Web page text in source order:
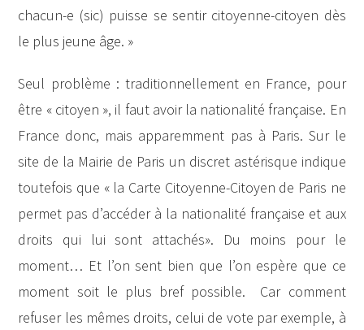
chacun-e (sic) puisse se sentir citoyenne-citoyen dès
le plus jeune âge. »
Seul problème : traditionnellement en France, pour
être « citoyen », il faut avoir la nationalité française. En
France donc, mais apparemment pas à Paris. Sur le
site de la Mairie de Paris un discret astérisque indique
toutefois que « la Carte Citoyenne-Citoyen de Paris ne
permet pas d’accéder à la nationalité française et aux
droits qui lui sont attachés». Du moins pour le
moment… Et l’on sent bien que l’on espère que ce
moment soit le plus bref possible. Car comment
refuser les mêmes droits, celui de vote par exemple, à